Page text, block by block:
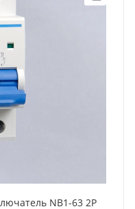
NB1-63 2P